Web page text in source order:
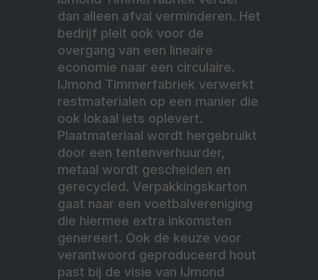
dan alleen afval verminderen. Het
bedrijf pleit ook voor de
overgang van een lineaire
economie naar een circulaire.
IJmond Timmerfabriek verwerkt
restmaterialen op een manier die
ook lokaal iets oplevert.
Plaatmateriaal wordt hergebruikt
door een tentenverhuurder,
metaal wordt gescheiden en
gerecycled. Verpakkingskarton
gaat naar een voetbalvereniging
die hiermee extra inkomsten
genereert. Ook de keuze voor
verantwoord geproduceerd hout
past bij de visie van IJmond